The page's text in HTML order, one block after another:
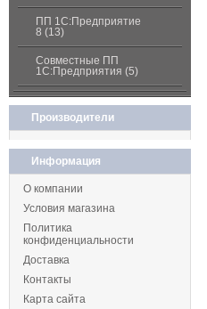
ПП 1С:Предприятие
8 (13)
Совместные ПП
1С:Предприятия (5)
Производители
Информация
О компании
Условия магазина
Политика
конфиденциальности
Доставка
Контакты
Карта сайта